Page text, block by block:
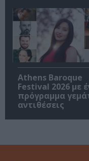
Athens Baroque
Festival 2026 με
πρόγραμμα
αντιθέσεις